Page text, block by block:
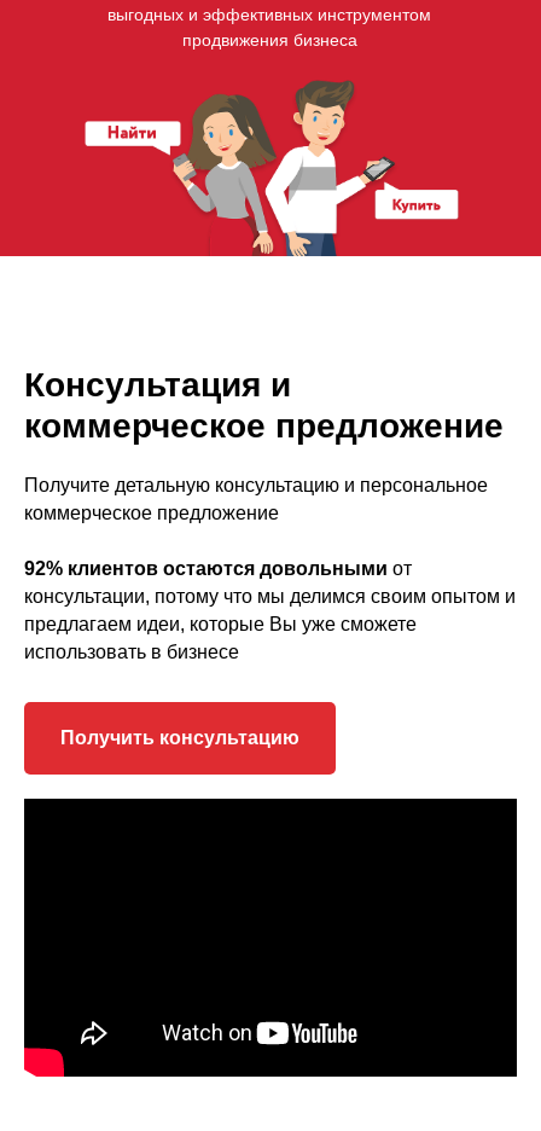
выгодных и эффективных инструментом
продвижения бизнеса
Консультация и
коммерческое предложение
Получите детальную консультацию и персональное
коммерческое предложение
92% клиентов остаются довольными от
консультации, потому что мы делимся своим опытом и
предлагаем идеи, которые Вы уже сможете
использовать в бизнесе
Получить консультацию